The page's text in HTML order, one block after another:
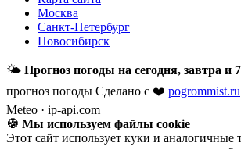
Москва
Санкт-Петербург
Новосибирск
🌤 Прогноз погоды на сегодня, завтра и
прогноз погоды Сделано с ❤️ pogrommist.ru
Meteo · ip-api.com
🍪 Мы используем файлы cookie
Этот сайт использует куки и аналогичные